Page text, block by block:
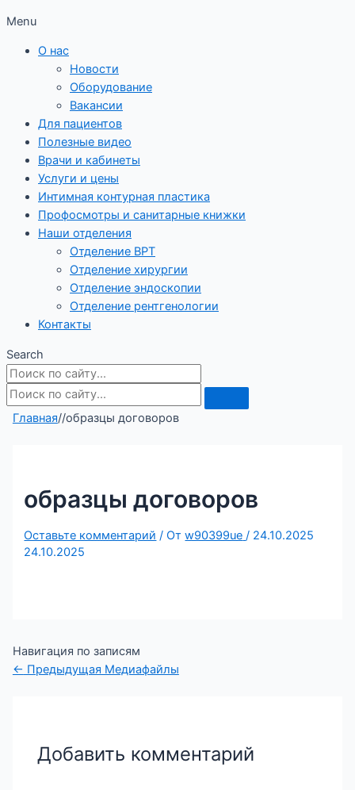
Menu
О нас
Новости
Оборудование
Вакансии
Для пациентов
Полезные видео
Врачи и кабинеты
Услуги и цены
Интимная контурная пластика
Профосмотры и санитарные книжки
Наши отделения
Отделение ВРТ
Отделение хирургии
Отделение эндоскопии
Отделение рентгенологии
Контакты
Search
Главная//образцы договоров
образцы договоров
Оставьте комментарий / От w90399ue / 24.10.2025
24.10.2025
Навигация по записям
← Предыдущая Медиафайлы
Добавить комментарий